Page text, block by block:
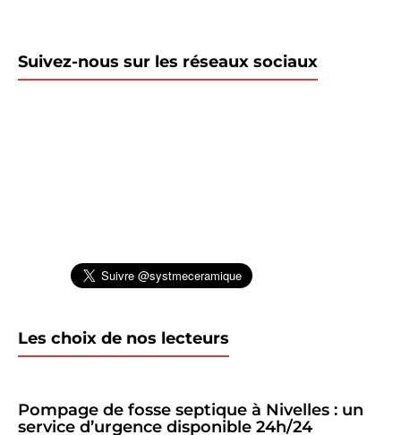
Suivez-nous sur les réseaux sociaux
Les choix de nos lecteurs
Pompage de fosse septique à Nivelles : un
service d’urgence disponible 24h/24